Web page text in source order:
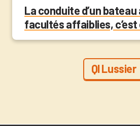
La conduite d’un bateau
facultés affaiblies,
QI Lussier